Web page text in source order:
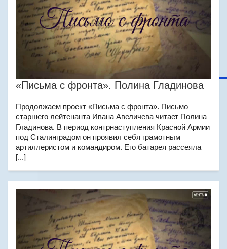
«Письма с фронта». Полина Гладинова
Продолжаем проект «Письма с фронта». Письмо
старшего лейтенанта Ивана Авеличева читает Полина
Гладинова. В период контрнаступления Красной Армии
под Сталинградом он проявил себя грамотным
артиллеристом и командиром. Его батарея рассеяла
[...]